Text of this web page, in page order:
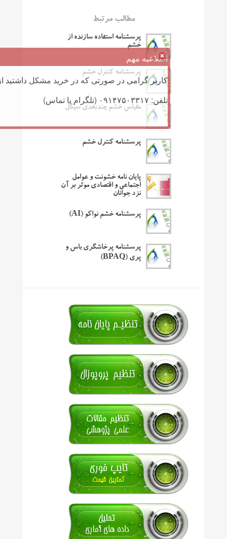
مطالب مرتبط
پرسشنامه استفاده سازنده از
خشم
پرسشنامه کنترل خشم
مقیاس خشم چندبعدی سیگل
پرسشنامه کنترل خشم
پایان نامه خشونت و عوامل
اجتماعی و اقتصادی موثر بر آن
نزد جوانان
پرسشنامه خشم نواکو (AI)
پرسشنامه پرخاشگری باس و
پری (BPAQ)
اطلاعیه مهم
کاربر گرامی در صورتی که در خرید مشکل داشتید
تلفن: ۰۹۱۴۷۵۰۳۳۱۷ (تلگرام یا تماس)